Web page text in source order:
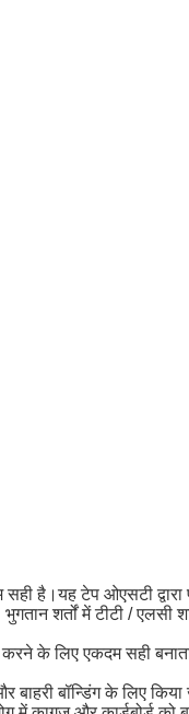
है।यह टेप ओएसटी
शर्तों में टीटी / एलसी
के लिए एकदम सही
बॉन्डिंग के लिए किया